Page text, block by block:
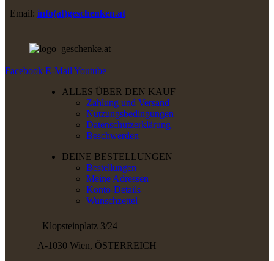
Email: info(at)geschenken.at
Facebook E-Mail Youtube
ALLES ÜBER DEN KAUF
Zahlung und Versand
Nutzungsbedingungen
Datenschutzerklärung
Beschwerden
DEINE BESTELLUNGEN
Bestellungen
Meine Adressen
Konto-Details
Wunschzettel
Klopsteinplatz 3/24
A-1030 Wien, ÖSTERREICH